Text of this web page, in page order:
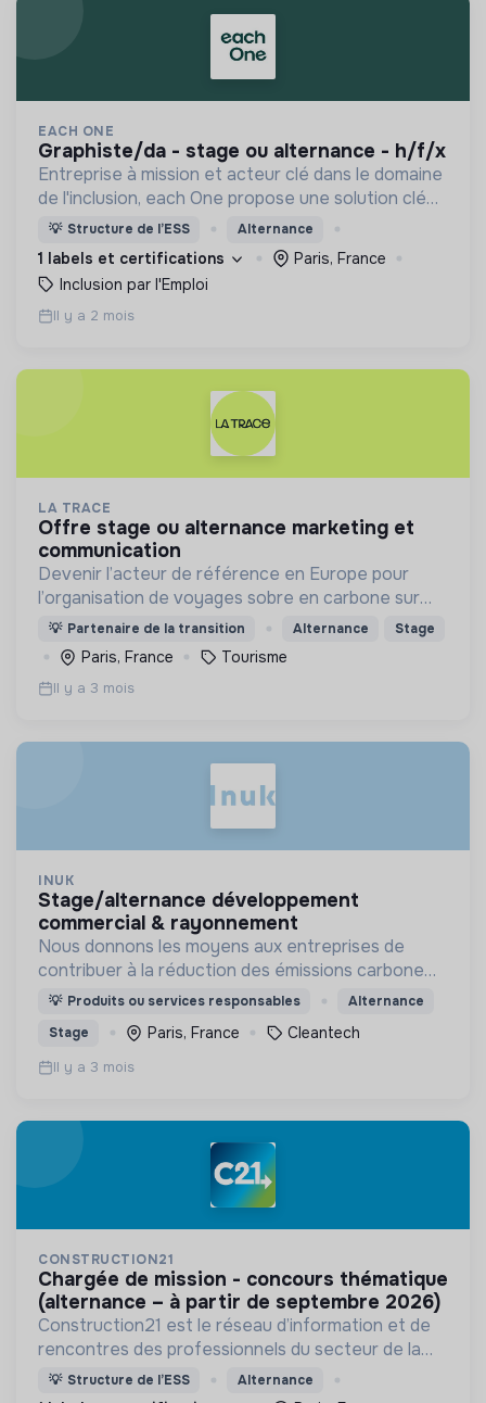
EACH ONE
graphiste/da - stage ou alternance - h/f/x
Entreprise à mission et acteur clé dans le domaine
de l'inclusion, each One propose une solution clé
en main de recrutement et de formation dédiée
aux personnes réfugiées et éloignées de l’emploi.
💡 Structure de l’ESS Alternance
1 labels et certifications
Paris, France
Inclusion par l'Emploi
Il y a 2 mois
LA TRACE
offre stage ou alternance marketing et
communication
Devenir l’acteur de référence en Europe pour
l’organisation de voyages sobre en carbone sur
mesure, à vélo, adaptés aux moyens et aux
besoins de chaque personne
💡 Partenaire de la transition Alternance Stage
Paris, France Tourisme
Il y a 3 mois
INUK
stage/alternance développement
commercial & rayonnement
Nous donnons les moyens aux entreprises de
contribuer à la réduction des émissions carbone
via outil innovant de contribution carbone grâce
💡 Produits ou services responsables
Alternance
Stage
Paris, France Cleantech
Il y a 3 mois
CONSTRUCTION21
chargée de mission - concours thématique
(alternance – à partir de septembre 2026)
Construction21 est le réseau d’information et de
rencontres des professionnels du secteur de la
construction durable.
💡 Structure de l’ESS Alternance